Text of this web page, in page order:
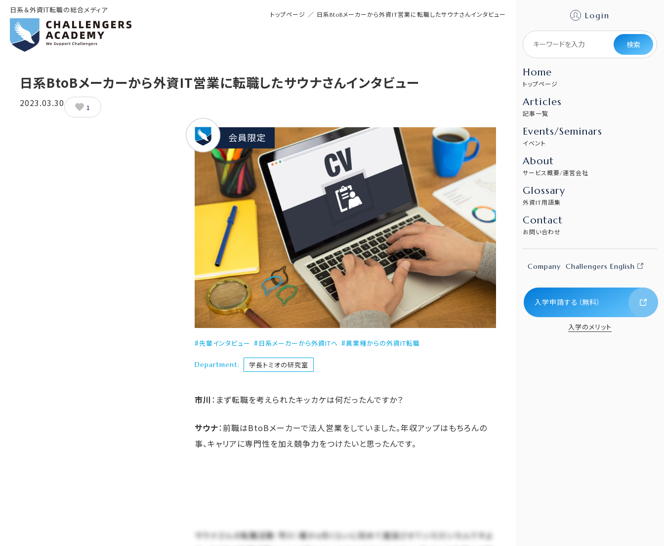
日系＆外資IT転職の総合メディア
Login
検索
Home
トップページ
Articles
記事一覧
Events/Seminars
イベント
About
サービス概要/運営会社
Glossary
外資IT用語集
Contact
お問い合わせ
Company Challengers English
入学申請する（無料）
入学のメリット
トップページ ／ 日系BtoBメーカーから外資IT営業に転職したサウナさんインタビュー
日系BtoBメーカーから外資IT営業に転職したサウナさんインタビュー
2023.03.30 1
会員限定
先輩インタビュー 日系メーカーから外資ITへ 異業種からの外資IT転職
Department: 学長トミオの研究室
市川 ：まず転職を考えられたキッカケは何だったんですか？
サウナ：前職はBtoBメーカーで法人営業をしていました。年収アップはもちろんの
事、キャリアに専門性を加え競争力をつけたいと思ったんです。
サウナさんの転職活動 市川：確か4月くらいに初めて面談させていただいたんですよ